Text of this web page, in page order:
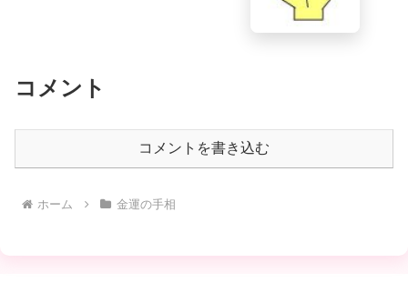
コメント
コメントを書き込む
ホーム 金運の手相